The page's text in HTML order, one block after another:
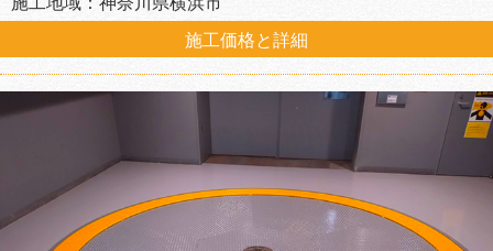
施工価格と詳細